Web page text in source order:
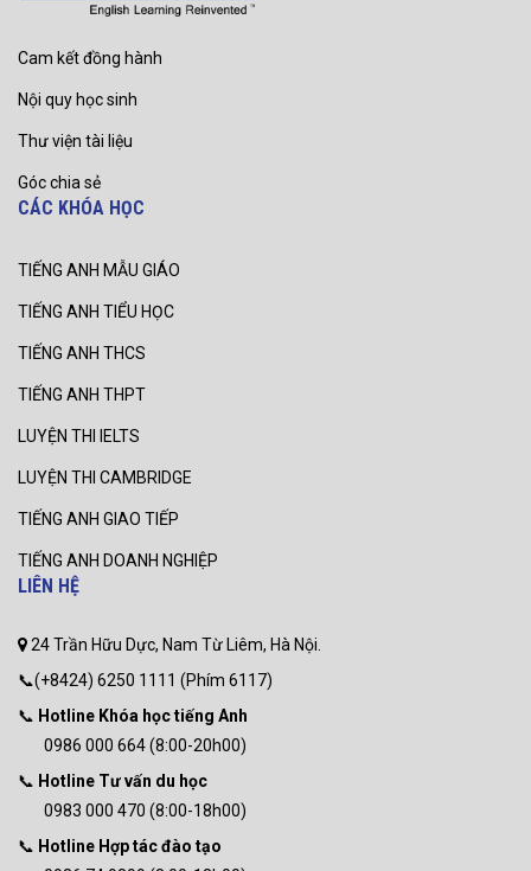
Cam kết đồng hành
Nội quy học sinh
Thư viện tài liệu
Góc chia sẻ
CÁC KHÓA HỌC
TIẾNG ANH MẪU GIÁO
TIẾNG ANH TIỂU HỌC
TIẾNG ANH THCS
TIẾNG ANH THPT
LUYỆN THI IELTS
LUYỆN THI CAMBRIDGE
TIẾNG ANH GIAO TIẾP
TIẾNG ANH DOANH NGHIỆP
LIÊN HỆ
24 Trần Hữu Dực, Nam Từ Liêm, Hà Nội.
📞(+8424) 6250 1111 (Phím 6117)
📞 Hotline Khóa học tiếng Anh
0986 000 664 (8:00-20h00)
📞 Hotline Tư vấn du học
0983 000 470 (8:00-18h00)
📞 Hotline Hợp tác đào tạo